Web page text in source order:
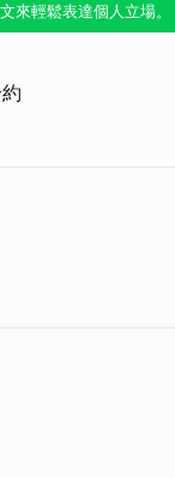
文來輕鬆表達個人立場。